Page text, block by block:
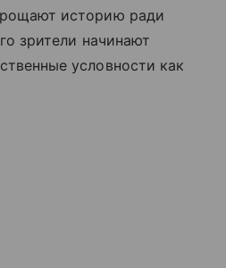
историю ради
зрители начинают
условности как